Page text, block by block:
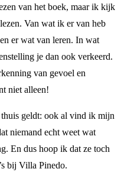
van het boek, maar ik kijk
Van wat ik er van heb
er wat van leren. In wat
je dan ook verkeerd.
van gevoel en
niet alleen!
geldt: ook al vind ik mijn
niemand echt weet wat
En dus hoop ik dat ze toch
bij Villa Pinedo.